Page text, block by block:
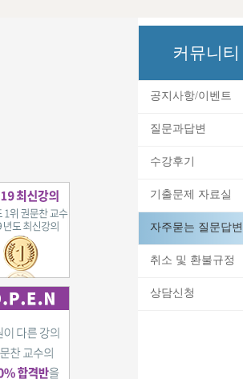
커뮤니티
공지사항/이벤트
질문과답변
수강후기
기출문제 자료실
자주묻는 질문답변
취소 및 환불규정
상담신청